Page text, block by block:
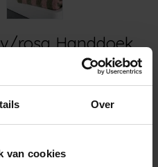
Over
van cookies
rosa Handdoek